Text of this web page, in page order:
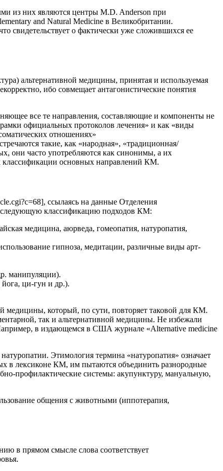
из них являются центры M.D. Anderson при
and Natural Medicine в Великобритании.
свидетельствует о фактически уже сложившихся ее
альтернативной медицины, принятая и используемая
ибо совмещает антагонистические понятия
все те направления, составляющие и компоненты не
официальных протоколов лечения» и как «виды
отношениях»
такие, как «народная», «традиционная/
они часто употребляются как синонимы, а их
классификации основных направлений КМ.
ссылаясь на данные Отделения
классификацию подходов КМ:
медицина, аюрведа, гомеопатия, натуропатия,
гипноза, медитации, различные виды арт-
манипуляции).
йога, ци-гун и др.).
медицины, который, по сути, повторяет таковой для КМ.
так и альтернативной медицины. Не избежали
в издающемся в США журнале «Alternative medicine
Этимология термина «натуропатия» означает
в лексиконе КМ, им пытаются объединить разнородные
профилактические системы: акупунктуру, мануальную,
общения с животными (иппотерапия,
в прямом смысле слова соответствует